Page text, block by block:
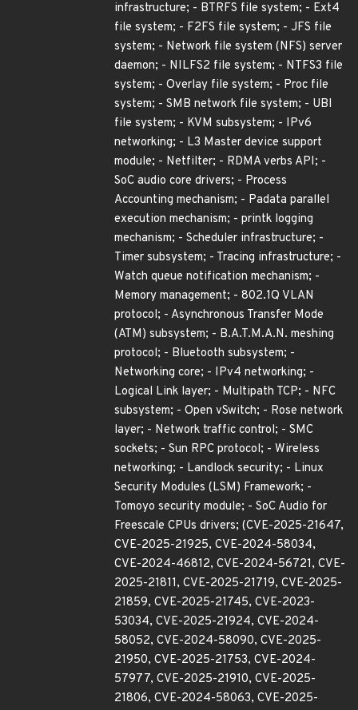
infrastructure; - BTRFS file system; - Ext4
file system; - F2FS file system; - JFS file
system; - Network file system (NFS) server
daemon; - NILFS2 file system; - NTFS3 file
system; - Overlay file system; - Proc file
system; - SMB network file system; - UBI
file system; - KVM subsystem; - IPv6
networking; - L3 Master device support
module; - Netfilter; - RDMA verbs API; -
SoC audio core drivers; - Process
Accounting mechanism; - Padata parallel
execution mechanism; - printk logging
mechanism; - Scheduler infrastructure; -
Timer subsystem; - Tracing infrastructure; -
Watch queue notification mechanism; -
Memory management; - 802.1Q VLAN
protocol; - Asynchronous Transfer Mode
(ATM) subsystem; - B.A.T.M.A.N. meshing
protocol; - Bluetooth subsystem; -
Networking core; - IPv4 networking; -
Logical Link layer; - Multipath TCP; - NFC
subsystem; - Open vSwitch; - Rose network
layer; - Network traffic control; - SMC
sockets; - Sun RPC protocol; - Wireless
networking; - Landlock security; - Linux
Security Modules (LSM) Framework; -
Tomoyo security module; - SoC Audio for
Freescale CPUs drivers; (CVE-2025-21647,
CVE-2025-21925, CVE-2024-58034,
CVE-2024-46812, CVE-2024-56721, CVE-
2025-21811, CVE-2025-21719, CVE-2025-
21859, CVE-2025-21745, CVE-2023-
53034, CVE-2025-21924, CVE-2024-
58052, CVE-2024-58090, CVE-2025-
21950, CVE-2025-21753, CVE-2024-
57977, CVE-2025-21910, CVE-2025-
21806, CVE-2024-58063, CVE-2025-